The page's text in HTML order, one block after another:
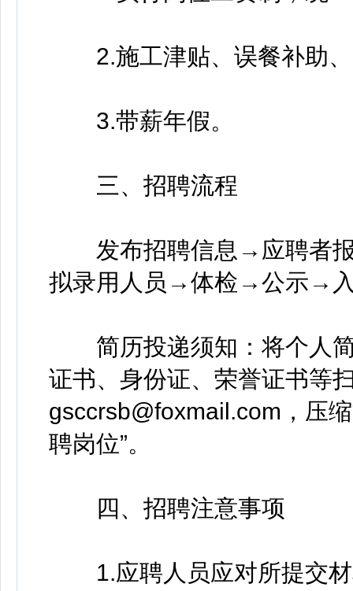
2.施工津贴、误餐补助、
3.带薪年假。
三、招聘流程
发布招聘信息→应聘者
拟录用人员→体检→公示→
简历投递须知：将个人简
证书、身份证、荣誉证书等
gsccrsb@foxmail.com，压
聘岗位”。
四、招聘注意事项
1.应聘人员应对所提交材